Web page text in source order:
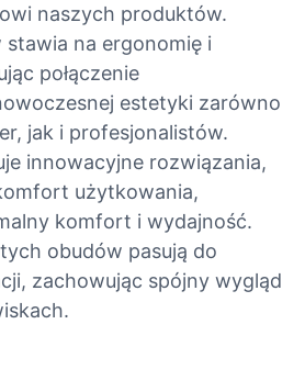
naszych produktów.
na ergonomię i
połączenie
estetyki zarówno
jak i profesjonalistów.
innowacyjne rozwiązania,
użytkowania,
komfort i wydajność.
obudów pasują do
zachowując spójny wygląd